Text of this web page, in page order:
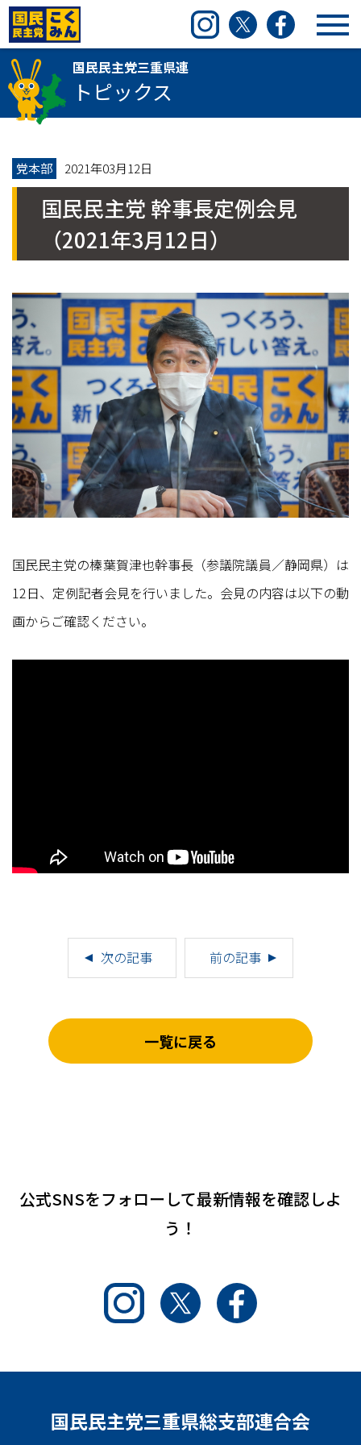
国民民主党三重県連 InstagramTwitter Facebook
国民民主党三重県連
トピックス
党本部 2021年03月12日
国民民主党 幹事長定例会見
（2021年3月12日）
国民民主党の榛葉賀津也幹事長（参議院議員／静岡県）は
12日、定例記者会見を行いました。会見の内容は以下の動
画からご確認ください。
次の記事 前の記事
一覧に戻る
公式SNSをフォローして最新情報を確認しよ
う！
Instagram Twitter
国民民主党三重県総支部連合会